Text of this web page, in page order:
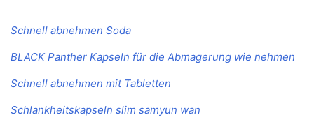
Schnell abnehmen Soda
BLACK Panther Kapseln für die Abmagerung wie nehmen
Schnell abnehmen mit Tabletten
Schlankheitskapseln slim samyun wan